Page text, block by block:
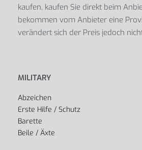
kaufen, kaufen Sie direkt beim
bekommen vom Anbieter eine
verändert sich der Preis jedoch
MILITARY
Abzeichen
Erste Hilfe / Schutz
Barette
Beile / Äxte